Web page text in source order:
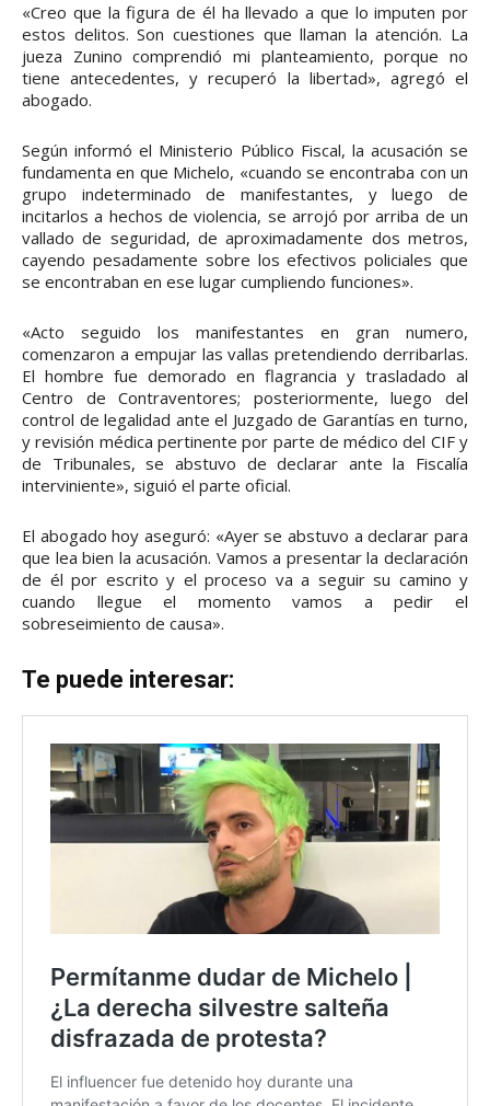
«Creo que la figura de él ha llevado a que lo imputen por
estos delitos. Son cuestiones que llaman la atención. La
jueza Zunino comprendió mi planteamiento, porque no
tiene antecedentes, y recuperó la libertad», agregó el
abogado.
Según informó el Ministerio Público Fiscal, la acusación se
fundamenta en que Michelo, «cuando se encontraba con un
grupo indeterminado de manifestantes, y luego de
incitarlos a hechos de violencia, se arrojó por arriba de un
vallado de seguridad, de aproximadamente dos metros,
cayendo pesadamente sobre los efectivos policiales que
se encontraban en ese lugar cumpliendo funciones».
«Acto seguido los manifestantes en gran numero,
comenzaron a empujar las vallas pretendiendo derribarlas.
El hombre fue demorado en flagrancia y trasladado al
Centro de Contraventores; posteriormente, luego del
control de legalidad ante el Juzgado de Garantías en turno,
y revisión médica pertinente por parte de médico del CIF y
de Tribunales, se abstuvo de declarar ante la Fiscalía
interviniente», siguió el parte oficial.
El abogado hoy aseguró: «Ayer se abstuvo a declarar para
que lea bien la acusación. Vamos a presentar la declaración
de él por escrito y el proceso va a seguir su camino y
cuando llegue el momento vamos a pedir el
sobreseimiento de causa».
Te puede interesar: